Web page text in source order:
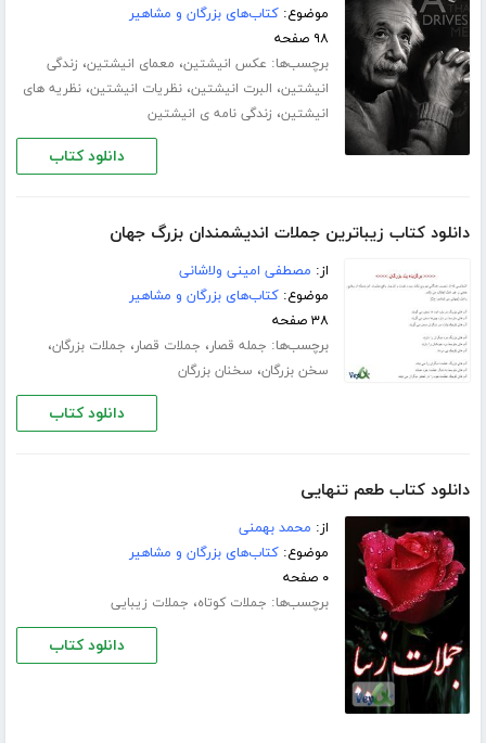
موضوع:کتاب‌های بزرگان و مشاهیر
۹۸ صفحه
برچسب‌ها: عکس انیشتین، معمای انیشتین، زندگی
انیشتین، البرت انیشتین،نظریات انیشتین،نظریه های
انیشتین، زندگی نامه ی انیشتین
دانلود کتاب
دانلود کتاب زیباترین جملات اندیشمندان بزرگ جهان
از: مصطفی امینی ولاشانی
موضوع:کتاب‌های بزرگان و مشاهیر
۳۸ صفحه
برچسب‌ها: جمله قصار، جملات قصار، جملات بزرگان،
سخن بزرگان، سخنان بزرگان
دانلود کتاب
دانلود کتاب طعم تنهایی
از: محمد بهمنی
موضوع:کتاب‌های بزرگان و مشاهیر
۰ صفحه
برچسب‌ها: جملات کوتاه، جملات زیبایی
دانلود کتاب